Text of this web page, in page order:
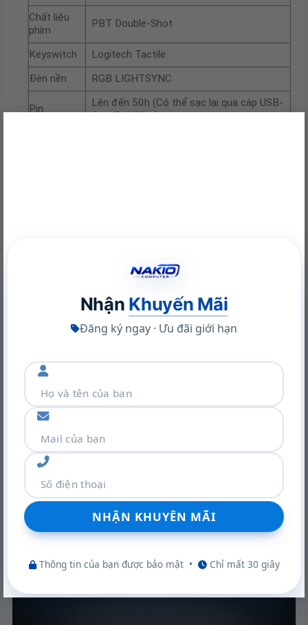
Nhận Khuyến Mãi
Đăng ký ngay · Ưu đãi giới hạn
Thông tin của bạn được bảo mật • Chỉ mất 30 giây
Chất liệu
phím
PBT Double-Shot
Keyswitch
Logitech Tactile
Đèn nền
RGB LIGHTSYNC
Pin
Lên đến 50h (Có thể sạc lại qua cáp USB-
A to C đi kèm)
NVIDIA RTX A400 Desktop Workstation: Sức Mạnh Chuyên
22/06/2026